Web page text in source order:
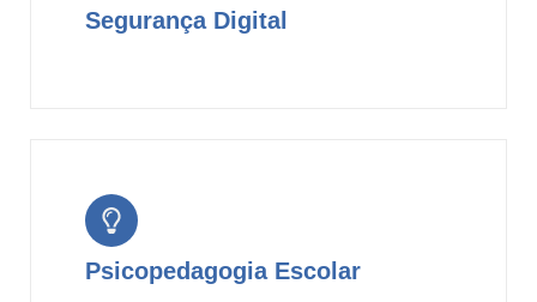
Segurança Digital
Psicopedagogia Escolar